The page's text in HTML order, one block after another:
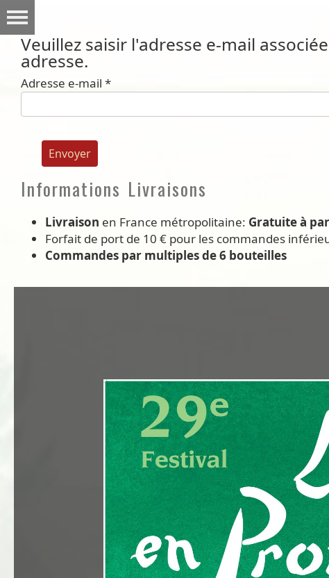
Veuillez saisir l'adresse e-mail
adresse.
Adresse e-mail *
Envoyer
Informations Livraisons
Livraison en France métropolitaine: Gratuite à
Forfait de port de 10 € pour les commandes
Commandes par multiples de 6 bouteilles